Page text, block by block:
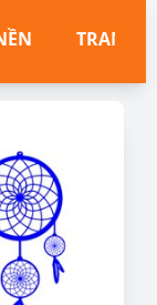
TRANH